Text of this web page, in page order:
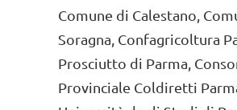
Comune di Calestano,
Soragna, Confagricoltura
Prosciutto di Parma,
Provinciale Coldiretti